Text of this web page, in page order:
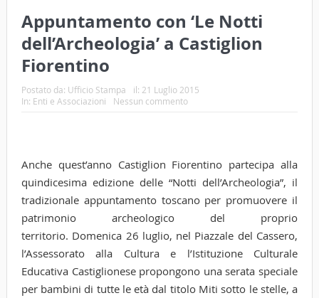
Appuntamento con ‘Le Notti
dell’Archeologia’ a Castiglion
Fiorentino
Postato da: Ufficio Stampa il: 21 Luglio 2015
In: Enti e Associazioni Nessun commento
Anche quest’anno Castiglion Fiorentino partecipa alla
quindicesima edizione delle “Notti dell’Archeologia”, il
tradizionale appuntamento toscano per promuovere il
patrimonio archeologico del proprio
territorio. Domenica 26 luglio, nel Piazzale del Cassero,
l’Assessorato alla Cultura e l’Istituzione Culturale
Educativa Castiglionese propongono una serata speciale
per bambini di tutte le età dal titolo Miti sotto le stelle, a